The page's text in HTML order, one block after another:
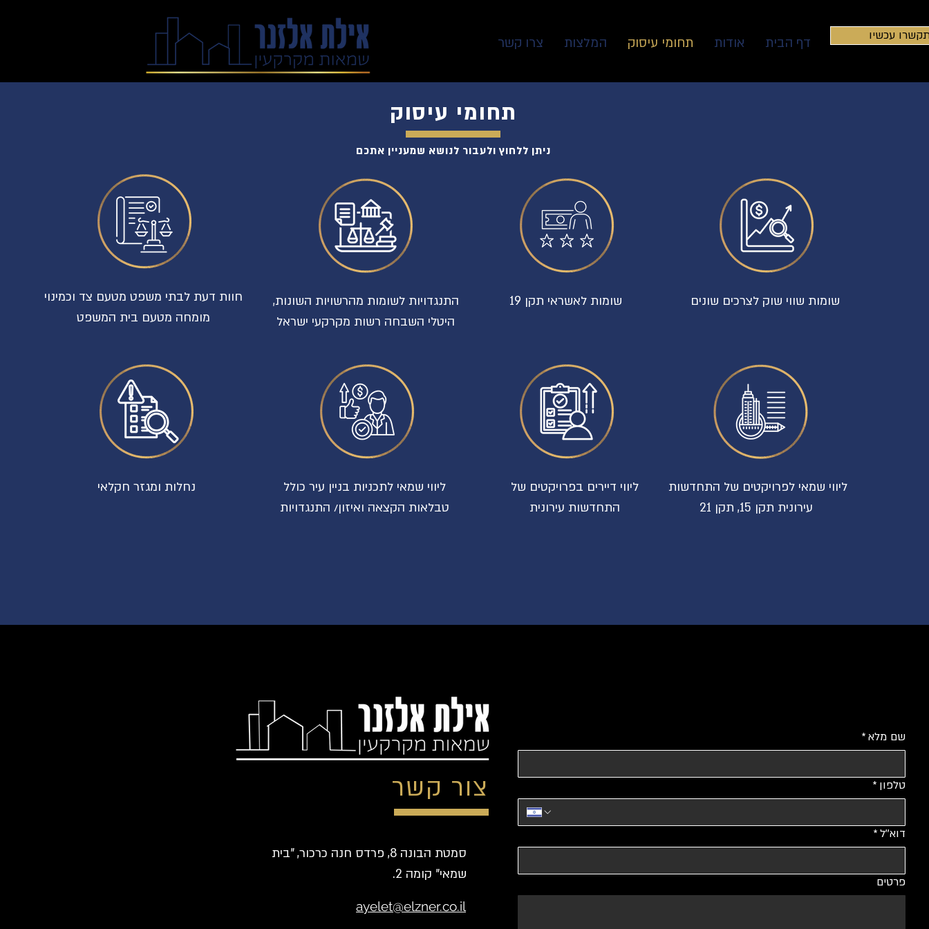
דף הבית אודות תחומי עיסוק המלצות צרו קשר עכשיו
תחומי עיסוק
ניתן ללחוץ ולעבור לנושא שמעניין אתכם
חוות דעת לבתי משפט מטעם צד וכמינוי
מומחה מטעם בית המשפט
נחלות ומגזר חקלאי
שומות שווי שוק לצרכים שונים שומות לאשראי תקן 19
התנגדויות לשומות מהרשויות השונות,
היטלי השבחה רשות מקרקעי ישראל
ליווי שמאי לתכניות בניין עיר כולל
טבלאות הקצאה ואיזון/ התנגדויות
ליווי דיירים בפרויקטים של
התחדשות עירונית
ליווי שמאי לפרויקטים של התחדשות
צור קשר
סמטת הבונה 8, פרדס חנה כרכור, "בית
שמאי" קומה 2.
ayelet@elzner.co.il
שם מלא*
טלפון *
דוא''ל*
פרטים